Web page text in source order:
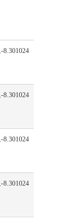
8.301024
8.301024
8.301024
8.301024